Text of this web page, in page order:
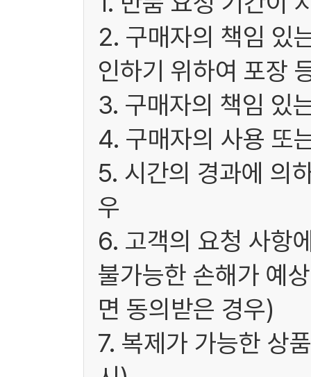
2. 구매자의 책임 있
인하기 위하여 포장
3. 구매자의 책임 있
4. 구매자의 사용 또
5. 시간의 경과에 의
우
6. 고객의 요청 사항
불가능한 손해가 예
면 동의받은 경우)
7. 복제가 가능한 상